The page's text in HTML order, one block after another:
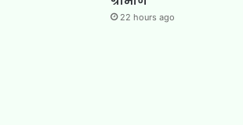
22 hours ago